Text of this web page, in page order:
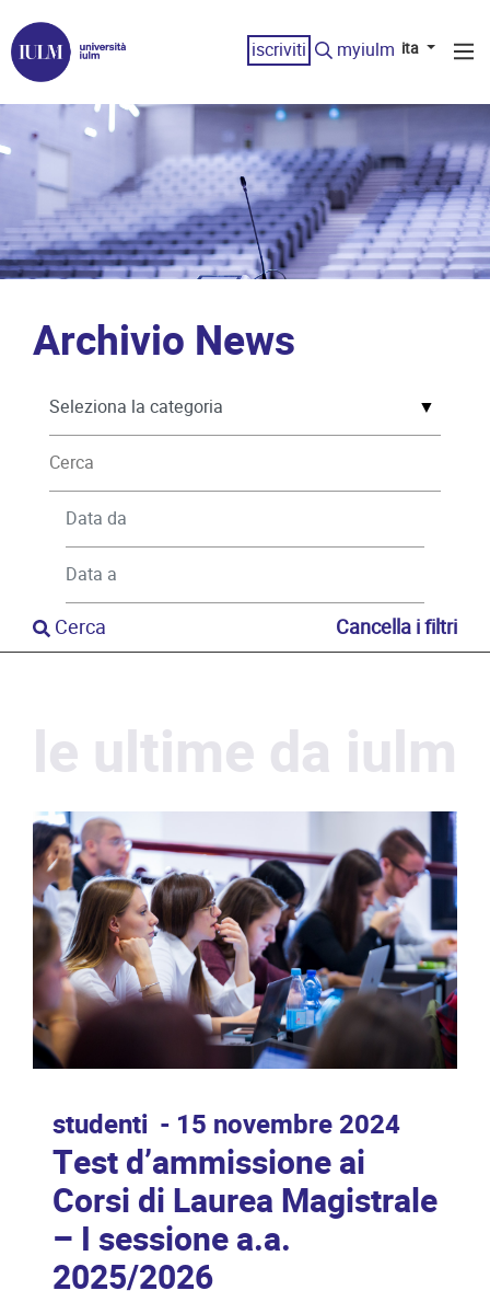
iscriviti myiulm ita
Archivio News
▼
Cerca Cancella i filtri
le ultime da iulm
studenti 15 novembre 2024
Test d’ammissione ai
Corsi di Laurea Magistrale
– I sessione a.a.
2025/2026